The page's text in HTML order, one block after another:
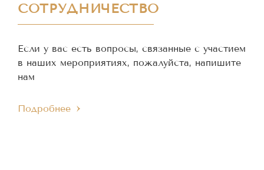
СОТРУДНИЧЕСТВО
Если у вас есть вопросы, связанные с участием
в наших мероприятиях, пожалуйста, напишите
нам
Подробнее